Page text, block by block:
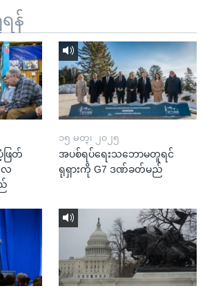
န်
ြတ်
လ
၁၅ မတ္၊ ၂၀၂၅
အပစ်ရပ်ရေးသဘောမတူရင်
ရုရှားကို G7 ဒဏ်ခတ်မည်